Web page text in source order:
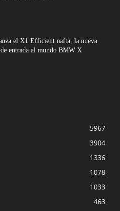
el X1 Efficient nafta, la nueva
entrada al mundo BMW X
5967
3904
1336
1078
1033
463